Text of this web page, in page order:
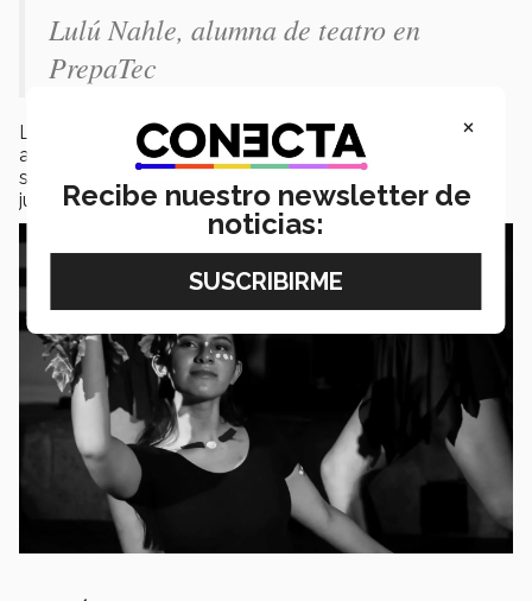
Lulú Nahle, alumna de teatro en
PrepaTec
Los finalistaspasaron a la fase regional
que se llevó
a cabo el 7 de noviembre donde subieron un video de
sus obras, bailes y canciones para ser evaluados por un
jurado distinto.
×
Recibe nuestro newsletter de
noticias: